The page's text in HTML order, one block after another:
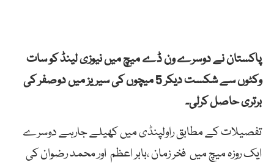
پاکستان نے دوسرے ون ڈے میچ میں نیوزی لینڈ کو سات
وکٹوں سے شکست دیکر 5 میچوں کی سیریز میں دوصفر کی
برتری حاصل کرلی۔
تفصیلات کے مطابق راولپنڈی میں کھیلے جارہے دوسرے
ایک روزہ میچ میں فخر زمان ،بابر اعظم اور محمد رضوان کی